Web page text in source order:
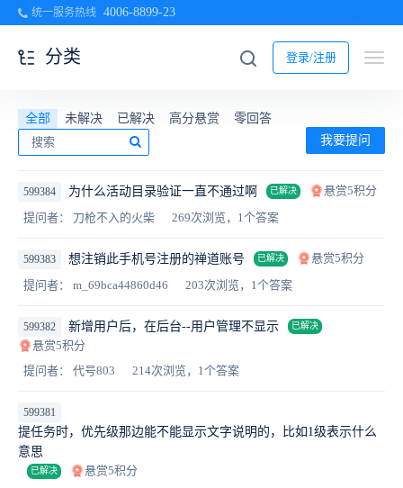
统一服务热线 4006-8899-23
登录/注册
分类
全部 未解决 已解决 高分悬赏
零回答
我要提问
599384 为什么活动目录验证一直不通过啊 已解决
悬赏5积分
提问者： 刀枪不入的火柴
269次浏览，1个答案
599383 想注销此手机号注册的禅道账号 已解决
悬赏5积分
提问者： m_69bca44860d46
203次浏览，1个答案
599382 新增用户后，在后台--用户管理不显示 已解决
悬赏5积分
提问者： 代号803
214次浏览，1个答案
599381
提任务时，优先级那边能不能显示文字说明的，比如1级表示什么
意思
已解决
悬赏5积分